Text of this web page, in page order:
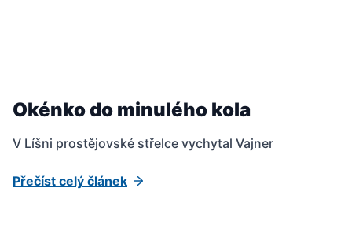
Okénko do minulého kola
V Líšni prostějovské střelce vychytal Vajner
Přečíst celý článek